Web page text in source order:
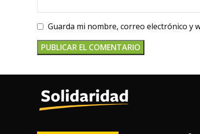
Guarda mi nombre, correo electrónico y